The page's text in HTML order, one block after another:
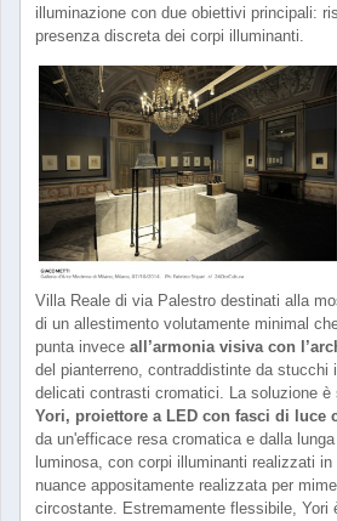
illuminazione con due obiettivi principali:
presenza discreta dei corpi illuminanti.
Villa Reale di via Palestro destinati alla
di un allestimento volutamente minimal
punta invece all’armonia visiva con
del pianterreno, contraddistinte da stucchi
delicati contrasti cromatici. La soluzione
Yori, proiettore a LED con fasci di luce
da un'efficace resa cromatica e dalla
luminosa, con corpi illuminanti realizzati
nuance appositamente realizzata per
circostante. Estremamente flessibile, Yori